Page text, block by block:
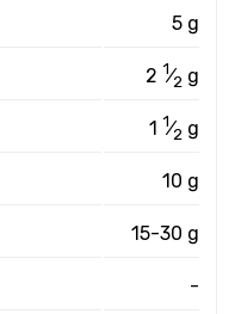
5 g
2 1⁄2 g
1 1⁄2 g
10 g
15-30 g
-